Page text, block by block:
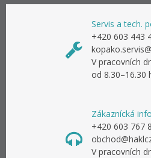
Servis a tech.
+420 603 443
V pracovních
od 8.30–16.30
Zákaznícká
+420 603 767
V pracovních